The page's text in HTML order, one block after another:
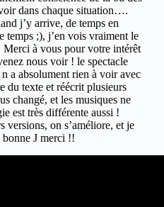
dans chaque situation….
j’y arrive, de temps en
temps ;), j’en vois vraiment le
à vous pour votre intérêt
nous voir ! le spectacle
a absolument rien à voir avec
du texte et réécrit plusieurs
changé, et les musiques ne
est très différente aussi !
versions, on s’améliore, et je
bonne J merci !!